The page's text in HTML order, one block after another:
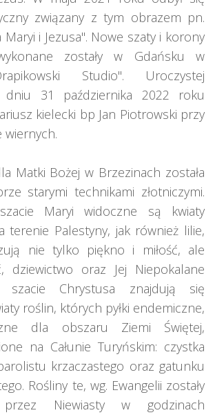
związany z tym obrazem pn.
i Jezusa". Nowe szaty i korony
zostały w Gdańsku w
Studio". Uroczystej
dniu 31 października 2022 roku
kielecki bp Jan Piotrowski przy
wiernych.
Matki Bożej w Brzezinach została
starymi technikami złotniczymi.
Maryi widoczne są kwiaty
terenie Palestyny, jak również lilie,
nie tylko piękno i miłość, ale
dziewictwo oraz Jej Niepokalane
szacie Chrystusa znajdują się
roślin, których pyłki endemiczne,
dla obszaru Ziemi Świętej,
na Całunie Turyńskim: czystka
krzaczastego oraz gatunku
Rośliny te, wg. Ewangelii zostały
przez Niewiasty w godzinach